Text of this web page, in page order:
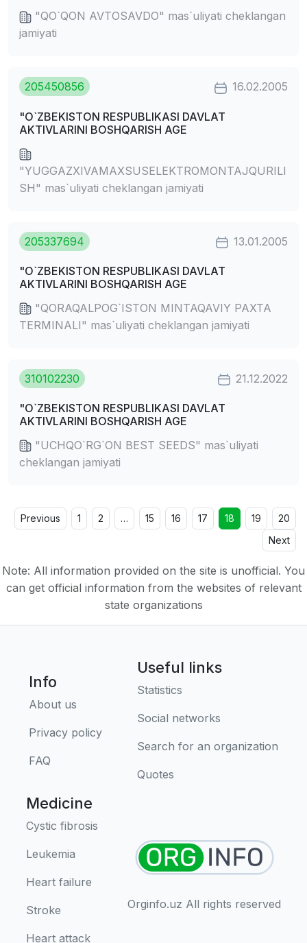
"QO`QON AVTOSAVDO" mas`uliyati cheklangan
jamiyati
205450856 16.02.2005
"O`ZBEKISTON RESPUBLIKASI DAVLAT
AKTIVLARINI BOSHQARISH AGE
"YUGGAZXIVAMAXSUSELEKTROMONTAJQURILI
SH" mas`uliyati cheklangan jamiyati
205337694 13.01.2005
"O`ZBEKISTON RESPUBLIKASI DAVLAT
AKTIVLARINI BOSHQARISH AGE
"QORAQALPOG`ISTON MINTAQAVIY PAXTA
TERMINALI" mas`uliyati cheklangan jamiyati
310102230 21.12.2022
"O`ZBEKISTON RESPUBLIKASI DAVLAT
AKTIVLARINI BOSHQARISH AGE
"UCHQO`RG`ON BEST SEEDS" mas`uliyati
cheklangan jamiyati
Previous 1 2 … 15 16 17 18 19
20
Next
Note: All information provided on the site is unofficial. You
can get official information from the websites of relevant
state organizations
Orginfo.uz All rights reserved
Info
About us
Privacy policy
FAQ
Useful links
Statistics
Social networks
Search for an organization
Quotes
Medicine
Cystic fibrosis
Leukemia
Heart failure
Stroke
Heart attack